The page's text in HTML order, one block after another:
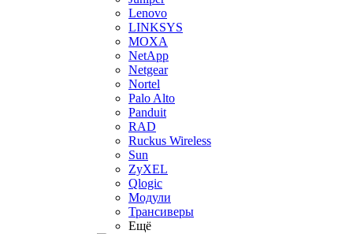
Lenovo
LINKSYS
MOXA
NetApp
Netgear
Nortel
Palo Alto
Panduit
RAD
Ruckus Wireless
Sun
ZyXEL
Qlogic
Модули
Трансиверы
Ещё